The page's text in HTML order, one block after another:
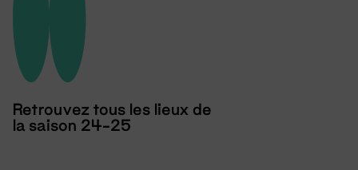
Retrouvez tous les lieux de
la saison 24-25